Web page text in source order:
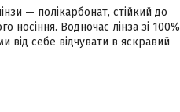
— полікарбонат, стійкий до
Водночас лінза зі 100%
від себе відчувати в яскравий